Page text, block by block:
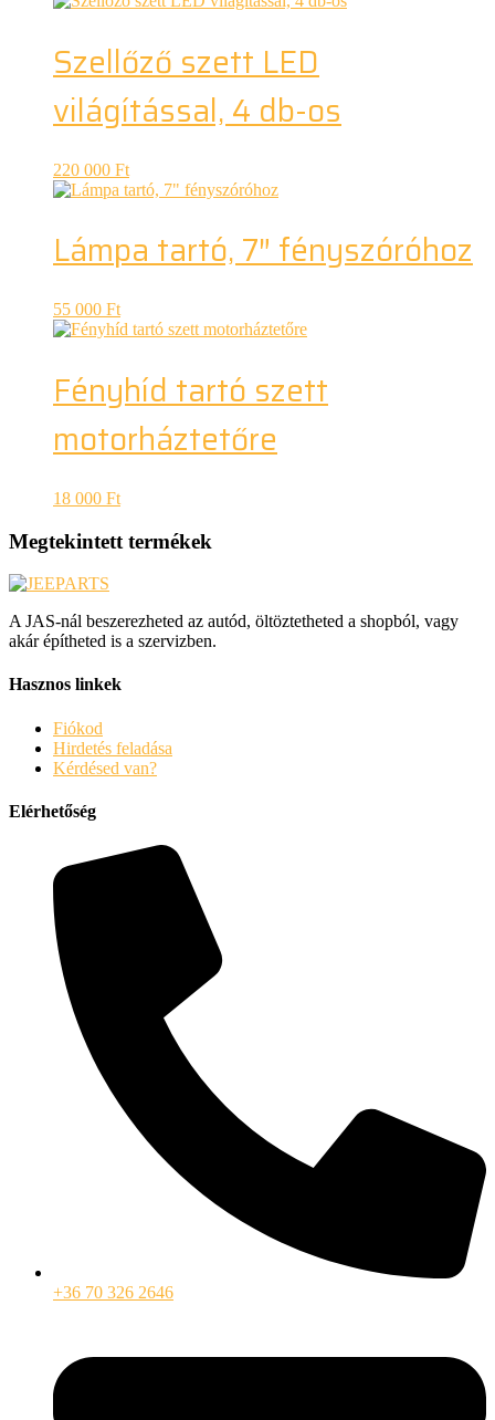
Szellőző szett LED
világítással, 4 db-os
220 000 Ft
Lámpa tartó, 7″ fényszóróhoz
55 000 Ft
Fényhíd tartó szett
motorháztetőre
18 000 Ft
Megtekintett termékek
A JAS-nál beszerezheted az autód, öltöztetheted a shopból, vagy
akár építheted is a szervizben.
Hasznos linkek
Fiókod
Hirdetés feladása
Kérdésed van?
Elérhetőség
+36 70 326 2646